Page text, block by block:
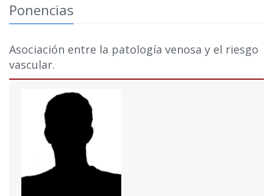
Ponencias
Asociación entre la patología venosa y el riesgo
vascular.